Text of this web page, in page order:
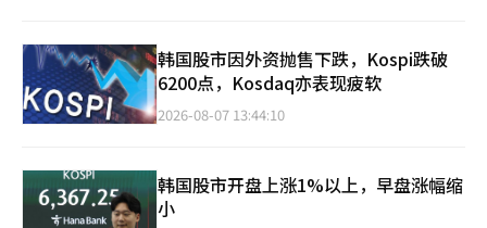
韩国股市因外资抛售下跌，Kospi跌破
6200点，Kosdaq亦表现疲软
2026-08-07 13:44:10
韩国股市开盘上涨1%以上，早盘涨幅缩
小